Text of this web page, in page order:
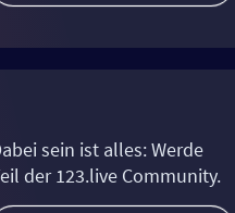
sein ist alles: Werde
der 123.live Community.